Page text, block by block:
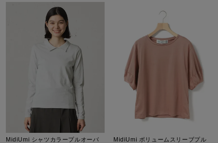
MidiUmi シャツカラープルオーバ
MidiUmi ボリュームスリーブプル